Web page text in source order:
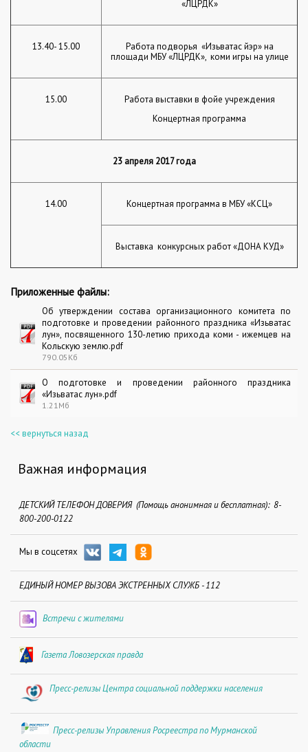
«ЛЦРДК»
13.40- 15.00
Работа подворья «Изьватас йэр» на
площади МБУ «ЛЦРДК», коми игры на улице
15.00
Работа выставки в фойе учреждения
Концертная программа
23 апреля 2017 года
14.00 Концертная программа в МБУ «КСЦ»
Выставка конкурсных работ «ДОНА КУД»
Приложенные файлы:
Об утверждении состава организационного комитета по
подготовке и проведении районного праздника «Изьватас
лун», посвященного 130-летию прихода коми - ижемцев на
Кольскую землю.pdf
790.05Кб
О подготовке и проведении районного праздника
«Изьватас лун».pdf
1.21Мб
<< вернуться назад
Важная информация
ДЕТСКИЙ ТЕЛЕФОН ДОВЕРИЯ (Помощь анонимная и бесплатная): 8-
800-200-0122
Мы в соцсетях
ЕДИНЫЙ НОМЕР ВЫЗОВА ЭКСТРЕННЫХ СЛУЖБ - 112
Встречи с жителями
Газета Ловозерская правда
Пресс-релизы Центра социальной поддержки населения
Пресс-релизы Управления Росреестра по Мурманской
области